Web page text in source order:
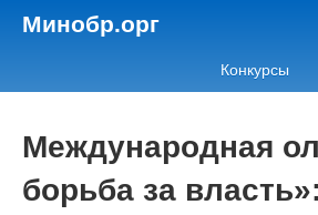
Минобр.орг
Конкурсы
Международная
борьба за